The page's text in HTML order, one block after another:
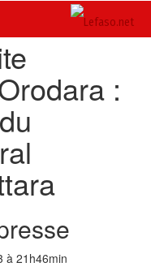
:
à 21h46min